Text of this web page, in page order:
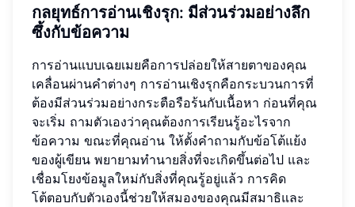
กลยุทธ์การอ่านเชิงรุก: มีส่วนร่วมอย่างลึก
ซึ้งกับข้อความ
การอ่านแบบเฉยเมยคือการปล่อยให้สายตาของคุณ
เคลื่อนผ่านคำต่างๆ การอ่านเชิงรุกคือกระบวนการที่
ต้องมีส่วนร่วมอย่างกระตือรือร้นกับเนื้อหา ก่อนที่คุณ
จะเริ่ม ถามตัวเองว่าคุณต้องการเรียนรู้อะไรจาก
ข้อความ ขณะที่คุณอ่าน ให้ตั้งคำถามกับข้อโต้แย้ง
ของผู้เขียน พยายามทำนายสิ่งที่จะเกิดขึ้นต่อไป และ
เชื่อมโยงข้อมูลใหม่กับสิ่งที่คุณรู้อยู่แล้ว การคิด
โต้ตอบกับตัวเองนี้ช่วยให้สมองของคุณมีสมาธิและ